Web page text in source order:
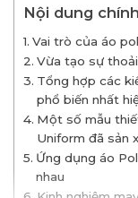
Nội dung chính
Vai trò của áo
Vừa tạo sự
Tổng hợp các
phổ biến nhất
Một số mẫu
Uniform đã sản
Ứng dụng áo
nhau